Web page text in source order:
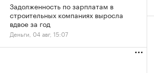
Задолженность по зарплатам в
строительных компаниях выросла
вдвое за год
Деньги, 04 авг, 15:07